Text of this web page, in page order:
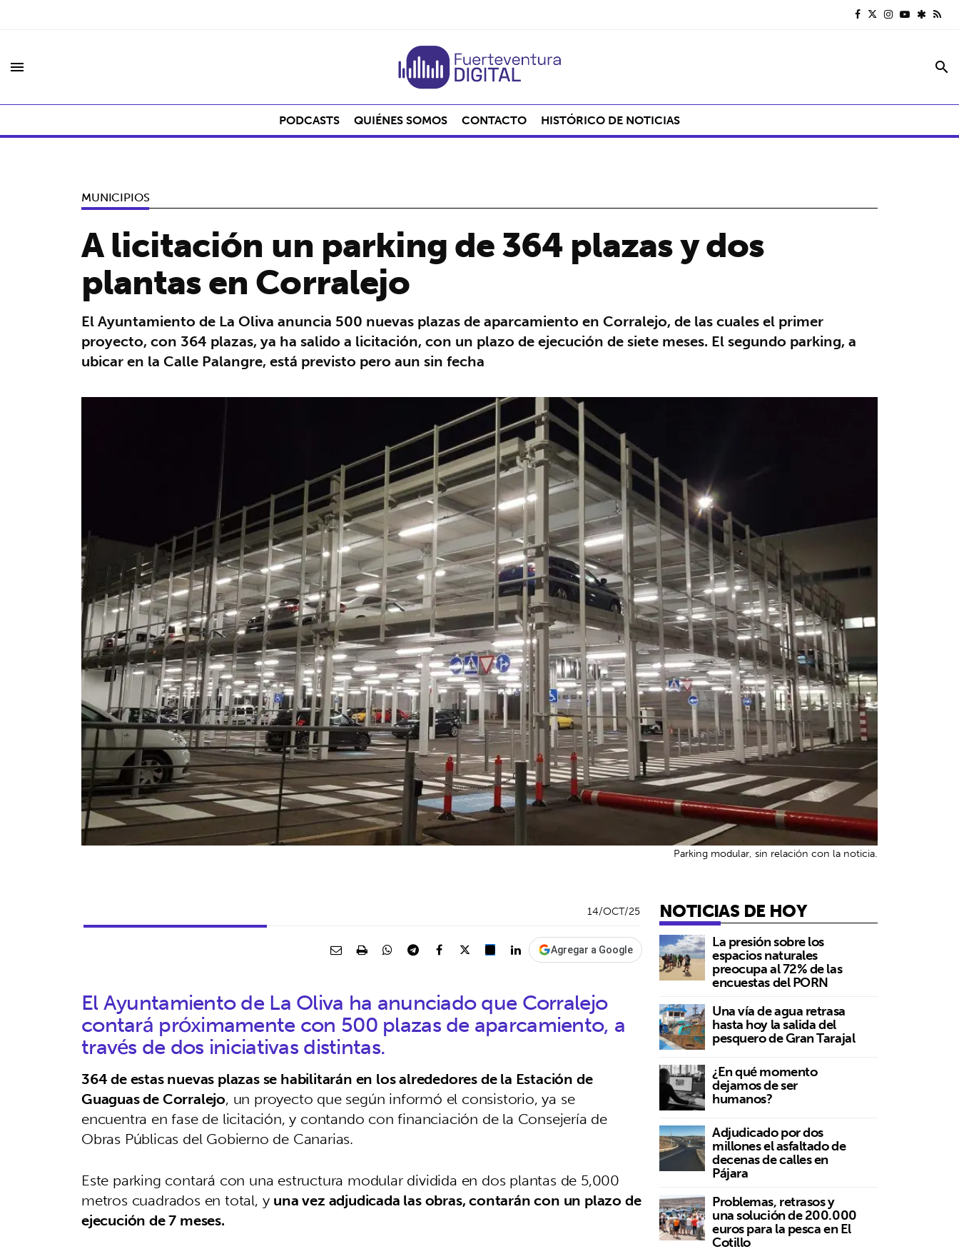
menu search
PODCASTS QUIÉNES SOMOS CONTACTO HISTÓRICO DE NOTICIAS
MUNICIPIOS
A licitación un parking de 364 plazas y dos
plantas en Corralejo
El Ayuntamiento de La Oliva anuncia 500 nuevas plazas de aparcamiento en Corralejo, de las cuales el primer
proyecto, con 364 plazas, ya ha salido a licitación, con un plazo de ejecución de siete meses. El segundo parking, a
ubicar en la Calle Palangre, está previsto pero aun sin fecha
Parking modular, sin relación con la noticia.
14/OCT/25
Agregar a Google
El Ayuntamiento de La Oliva ha anunciado que Corralejo
contará próximamente con 500 plazas de aparcamiento, a
través de dos iniciativas distintas.
364 de estas nuevas plazas se habilitarán en los alrededores de la Estación de
Guaguas de Corralejo, un proyecto que según informó el consistorio, ya se
encuentra en fase de licitación, y contando con financiación de la Consejería de
Obras Públicas del Gobierno de Canarias.
Este parking contará con una estructura modular dividida en dos plantas de 5,000
metros cuadrados en total, yuna vez adjudicada las obras, contarán con un plazo de
ejecución de 7 meses.
NOTICIAS DE HOY
La presión sobre los
espacios naturales
preocupa al 72% de las
encuestas del PORN
Una vía de agua retrasa
hasta hoy la salida del
pesquero de Gran Tarajal
¿En qué momento
dejamos de ser
humanos?
Adjudicado por dos
millones el asfaltado de
decenas de calles en
Pájara
Problemas, retrasos y
una solución de 200.000
euros para la pesca en El
Cotillo